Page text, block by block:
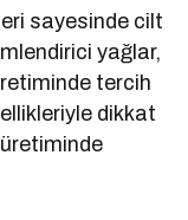
sayesinde cilt
yağlar,
tercih
dikkat